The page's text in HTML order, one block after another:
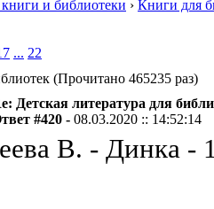
и библиотеки › Книги для
... 22
(Прочитано 465235 раз)
Детская литература для
#420 -08.03.2020 :: 14:52:14
В. - Динка -